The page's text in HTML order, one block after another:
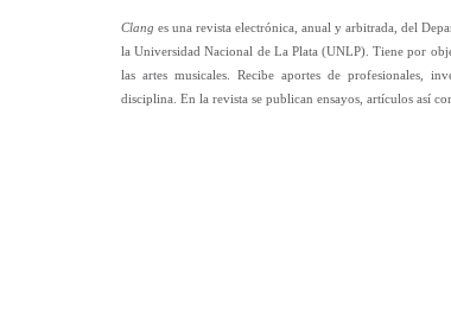
Clang es una revista electrónica, anual y arbitrada, del
la Universidad Nacional de La Plata (UNLP). Tiene por
las artes musicales. Recibe aportes de profesionales,
disciplina. En la revista se publican ensayos, artículos así